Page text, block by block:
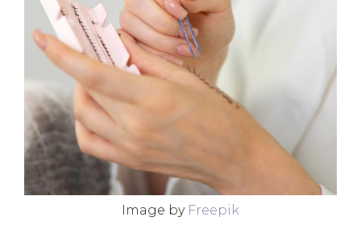
Image by Freepik